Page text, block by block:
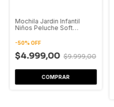
Mochila Jardin Infantil
Niños Peluche Soft
-50%OFF
$4.999,00 $9.999,00
COMPRAR